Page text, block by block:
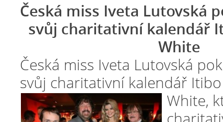
Česká miss Iveta Lutovská
svůj charitativní kalendář
White
Česká miss Iveta Lutovská
svůj charitativní kalendář
White,